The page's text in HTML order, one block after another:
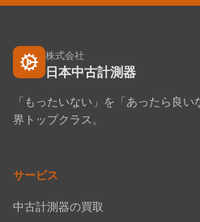
株式会社
日本中古計測器
「もったいない」を「あったら良
界トップクラス。
サービス
中古計測器の買取